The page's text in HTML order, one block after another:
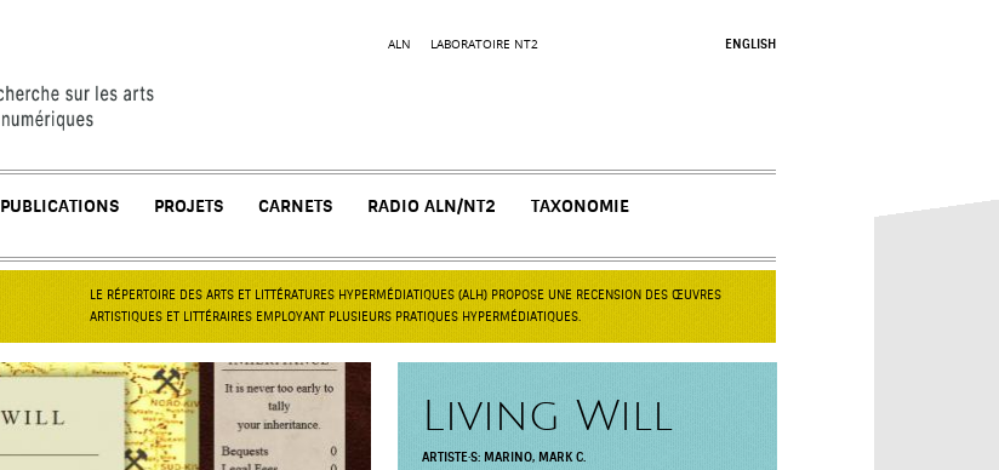
ALN LABORATOIRE NT2 ENGLISH
LE RÉPERTOIRE DES ARTS ET LITTÉRATURES HYPERMÉDIATIQUES (ALH) PROPOSE UNE RECENSION DES ŒUVRES
ARTISTIQUES ET LITTÉRAIRES EMPLOYANT PLUSIEURS PRATIQUES HYPERMÉDIATIQUES.
PUBLICATIONS PROJETS CARNETS RADIO ALN/NT2 TAXONOMIE
Living Will
ARTISTE·S: MARINO, MARK C.